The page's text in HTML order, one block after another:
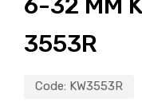
3553R
Code: KW3553R